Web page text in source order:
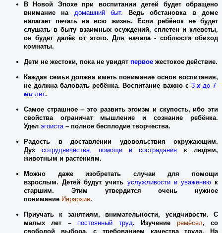
В Новой Эпохе при воспитании детей будет обращено
внимание на домашний быт. Ведь обстановка в доме
налагает печать на всю жизнь. Если ребёнок не будет
слушать в быту взаимных осуждений, сплетен и клеветы,
он будет далёк от этого. Для начала- соблюсти обиход
комнаты.
Дети не жестоки, пока не увидят первое жестокое действие.
Каждая семья должна иметь понимание основ воспитания,
не должна баловать ребёнка. Воспитание важно с 3-х до 7-
ми лет.
Самое страшное – это развить эгоизм и скупость, ибо эти
свойства ограничат мышление и сознание ребёнка.
Удел эгоиста– полное бесплодие творчества.
Радость в доставлении удовольствия окружающим.
Духсотрудничества, помощи и сострадания к людям,
животным и растениям.
Можно даже изобретать случаи для помощи
взрослым.Детей будут учить услужливости и уважениюк
старшим. Этим утвердится очень нужное
понимание Иерархии.
Приучать к занятиям, внимательности, усидчивости. С
малых лет –постоянный труд. Изучение ремёсел, со
свободой выбора, с требованием качества труда. На